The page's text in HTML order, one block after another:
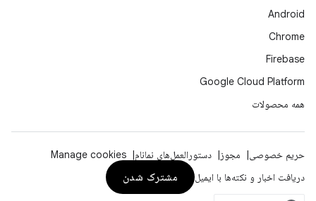
Android
Chrome
Firebase
Google Cloud Platform
همه محصولات
حریم خصوصی مجوز دستورالعمل‌های نمانام
Manage cookies
دریافت اخبار و نکته‌ها با ایمیل
مشترک شدن